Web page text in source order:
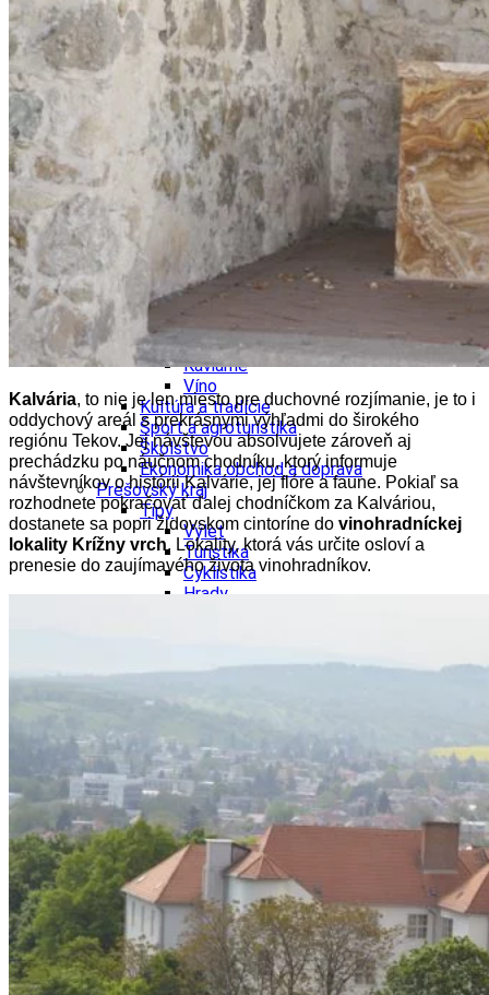
Školstvo
Ekonomika obchod a doprava
Košický kraj
Tipy
Výlet
Turistika
Cyklistika
Hrady
Podujatia
Výstava
Galéria
Divadlo
Folklór
Fašiangy
Ubytovanie
Pobyty
Gastro
Kaviarne
Víno
Kultúra a tradície
Šport a agroturistika
Školstvo
Ekonomika obchod a doprava
Prešovský kraj
Tipy
Výlet
Turistika
Cyklistika
Hrady
Folklór
Ubytovanie
Pobyty
Gastro
Kaviarne
Kultúra a tradície
Kúpele
Šport a agroturistika
Školstvo
Ekonomika obchod a doprava
Kalvária, to nie je len miesto pre duchovné rozjímanie, je to i
oddychový areál s prekrásnymi výhľadmi do širokého
regiónu Tekov. Jej návštevou absolvujete zároveň aj
prechádzku po náučnom chodníku, ktorý informuje
návštevníkov o histórii Kalvárie, jej flóre a faune. Pokiaľ sa
rozhodnete pokračovať ďalej chodníčkom za Kalváriou,
dostanete sa popri židovskom cintoríne do vinohradníckej
lokality Krížny vrch. Lokality, ktorá vás určite osloví a
prenesie do zaujímavého života vinohradníkov.